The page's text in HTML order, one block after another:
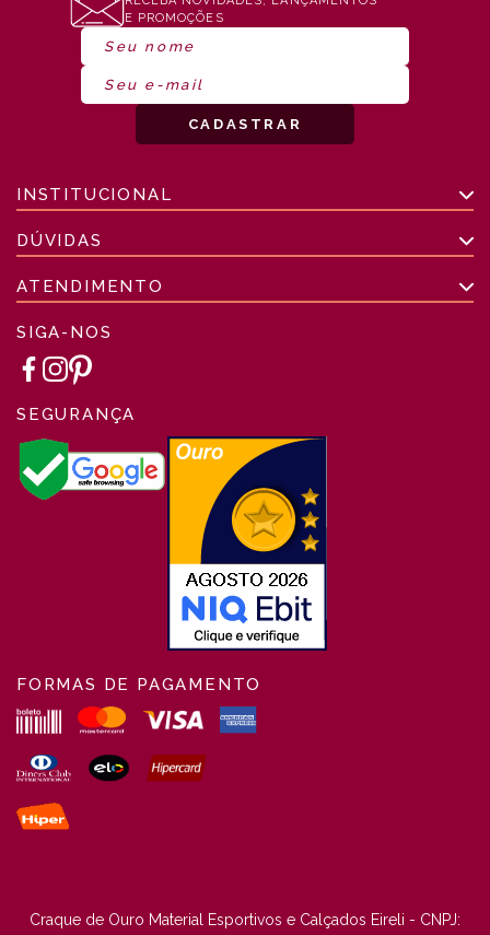
E PROMOÇÕES
INSTITUCIONAL
DÚVIDAS
ATENDIMENTO
SIGA-NOS
SEGURANÇA
FORMAS DE PAGAMENTO
Craque de Ouro Material Esportivos e Calçados Eireli - CNPJ: